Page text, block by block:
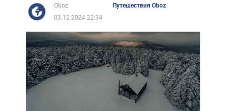
Oboz
Путешествия Oboz
03.12.2024 22:34